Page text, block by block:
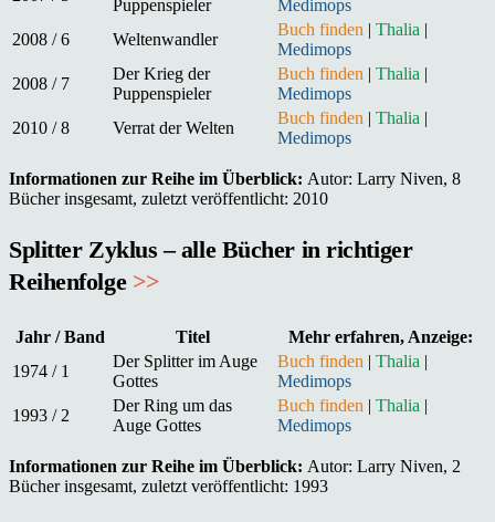
Puppenspieler
Medimops
2008 / 6
Weltenwandler
Buch finden | Thalia |
Medimops
2008 / 7
Der Krieg der
Puppenspieler
Buch finden | Thalia |
Medimops
2010 / 8
Verrat der Welten
Buch finden | Thalia |
Medimops
Informationen zur Reihe im Überblick: Autor: Larry Niven, 8
Bücher insgesamt, zuletzt veröffentlicht: 2010
Splitter Zyklus – alle Bücher in richtiger
Reihenfolge >>
Jahr / Band Titel
Mehr erfahren, Anzeige:
1974 / 1
Der Splitter im Auge
Gottes
Buch finden | Thalia |
Medimops
1993 / 2
Der Ring um das
Auge Gottes
Buch finden | Thalia |
Medimops
Informationen zur Reihe im Überblick: Autor: Larry Niven, 2
Bücher insgesamt, zuletzt veröffentlicht: 1993